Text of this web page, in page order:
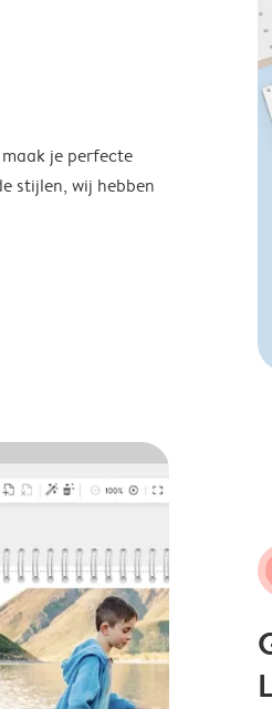
je perfecte
stijlen, wij hebben